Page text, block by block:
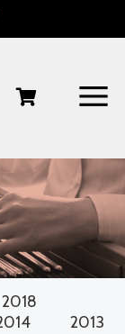
2018
2013